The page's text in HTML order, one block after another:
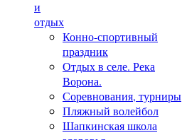
и
отдых
Конно-спортивный
праздник
Отдых в селе. Река
Ворона.
Соревнования, турниры
Пляжный волейбол
Шапкинская школа